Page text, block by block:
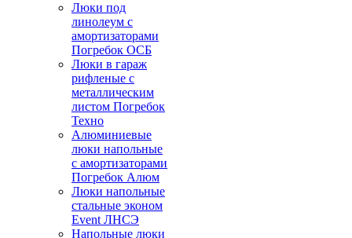
Люки под
линолеум с
амортизаторами
Погребок ОСБ
Люки в гараж
рифленые с
металлическим
листом Погребок
Техно
Алюминиевые
люки напольные
с амортизаторами
Погребок Алюм
Люки напольные
стальные эконом
Event ЛНСЭ
Напольные люки